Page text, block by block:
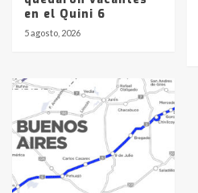
en el Quini 6
5 agosto, 2026